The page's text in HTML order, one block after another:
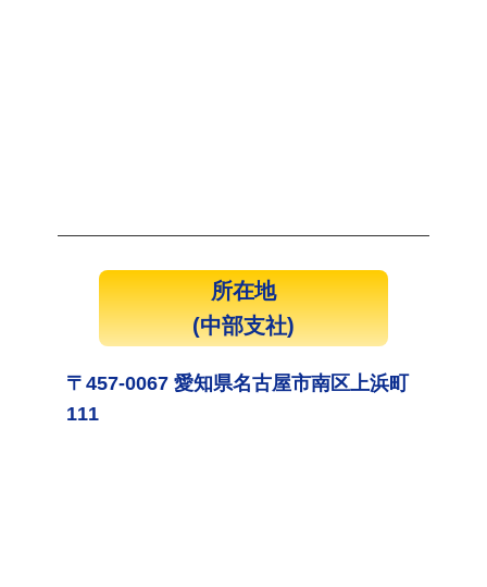
所在地
(中部支社)
〒457-0067 愛知県名古屋市南区上浜町
111